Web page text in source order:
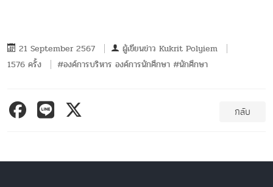
21 September 2567 ผู้เขียนข่าว Kukrit Polyiem
1576 ครั้ง
#องค์การบริหาร องค์การนักศึกษา #นักศึกษา
กลับ